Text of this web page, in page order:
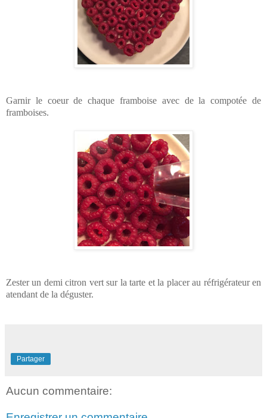
Garnir le coeur de chaque framboise avec de la compotée de
framboises.
Zester un demi citron vert sur la tarte et la placer au réfrigérateur en
atendant de la déguster.
Partager
Aucun commentaire: